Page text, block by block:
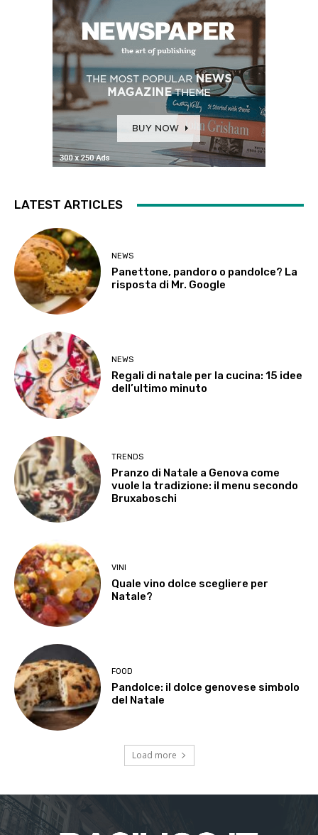
LATEST ARTICLES
NEWS
Panettone, pandoro o pandolce? La
risposta di Mr. Google
NEWS
Regali di natale per la cucina: 15 idee
dell’ultimo minuto
TRENDS
Pranzo di Natale a Genova come
vuole la tradizione: il menu secondo
Bruxaboschi
VINI
Quale vino dolce scegliere per
Natale?
FOOD
Pandolce: il dolce genovese simbolo
del Natale
Load more